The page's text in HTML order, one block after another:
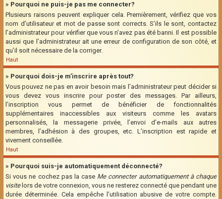
» Pourquoi ne puis-je pas me connecter?
Plusieurs raisons peuvent expliquer cela. Premièrement, vérifiez que vos
nom d’utilisateur et mot de passe sont corrects. S’ils le sont, contactez
l’administrateur pour vérifier que vous n’avez pas été banni. Il est possible
aussi que l’administrateur ait une erreur de configuration de son côté, et
qu’il soit nécessaire de la corriger.
Haut
» Pourquoi dois-je m’inscrire après tout?
Vous pouvez ne pas en avoir besoin mais l’administrateur peut décider si
vous devez vous inscrire pour poster des messages. Par ailleurs,
l’inscription vous permet de bénéficier de fonctionnalités
supplémentaires inaccessibles aux visiteurs comme les avatars
personnalisés, la messagerie privée, l’envoi d’e-mails aux autres
membres, l’adhésion à des groupes, etc. L’inscription est rapide et
vivement conseillée.
Haut
» Pourquoi suis-je automatiquement déconnecté?
Si vous ne cochez pas la case Me connecter automatiquement à chaque
visitelors de votre connexion, vous ne resterez connecté que pendant une
durée déterminée. Cela empêche l’utilisation abusive de votre compte.